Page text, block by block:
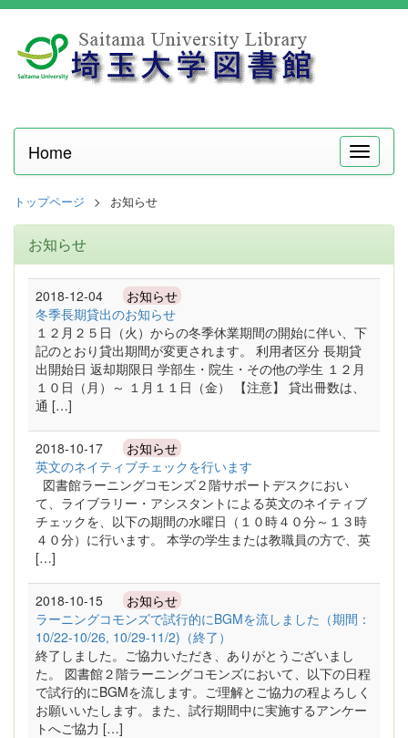
メ
ニ
Home
トップページ お知らせ
お知らせ
2018-12-04 お知らせ
冬季長期貸出のお知らせ
１２月２５日（火）からの冬季休業期間の開始に伴い、下
記のとおり貸出期間が変更されます。 利用者区分 長期貸
出開始日 返却期限日 学部生・院生・その他の学生 １２月
１０日（月）～ １月１１日（金） 【注意】 貸出冊数は、
通 […]
2018-10-17 お知らせ
英文のネイティブチェックを行います
図書館ラーニングコモンズ２階サポートデスクにおい
て、ライブラリー・アシスタントによる英文のネイティブ
チェックを、以下の期間の水曜日（１０時４０分～１３時
４０分）に行います。 本学の学生または教職員の方で、英
[…]
2018-10-15 お知らせ
ラーニングコモンズで試行的にBGMを流しました（期間：
10/22-10/26, 10/29-11/2)（終了）
終了しました。ご協力いただき、ありがとうございまし
た。 図書館２階ラーニングコモンズにおいて、以下の日程
で試行的にBGMを流します。ご理解とご協力の程よろしく
お願いいたします。また、試行期間中に実施するアンケー
トへご協力 […]